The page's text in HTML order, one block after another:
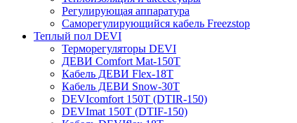
Регулирующая аппаратура
Cаморегулирующийся кабель Freezstop
Теплый пол DEVI
Терморегуляторы DEVI
ДЕВИ Comfort Mat-150T
Кабель ДЕВИ Flex-18T
Кабель ДЕВИ Snow-30T
DEVIcomfort 150T (DTIR-150)
DEVImat 150T (DTIF-150)